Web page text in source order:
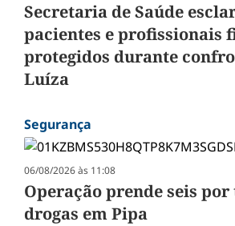
Secretaria de Saúde
pacientes e profissionais
protegidos durante
Luíza
Segurança
06/08/2026 às 11:08
Operação prende seis
drogas em Pipa